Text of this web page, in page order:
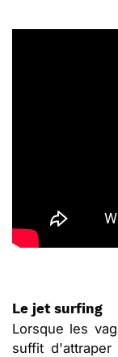
Le jet surfing
Lorsque les
suffit